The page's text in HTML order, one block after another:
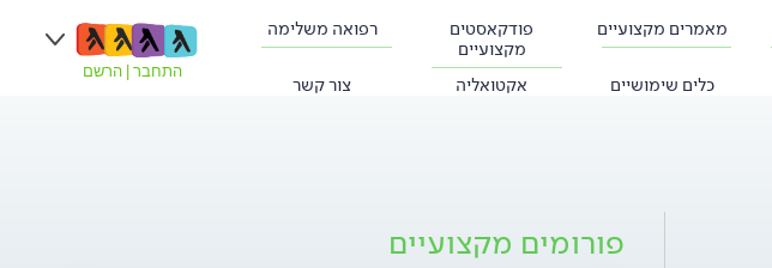
מאמרים מקצועיים
פודקאסטים
מקצועיים
רפואה משלימה
כלים שימושיים אקטואליה צור קשר
התחבר הרשם
פורומים מקצועיים